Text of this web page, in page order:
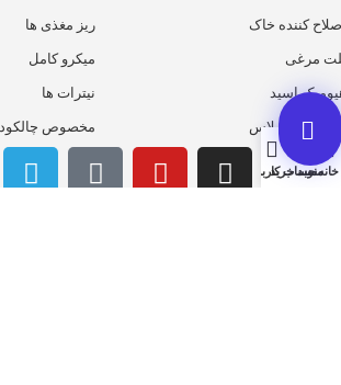
کننده خاک
مرغی
اسید
ست پلاس
ریز مغذی ها
میکرو کامل
نیترات ها
مخصوص چالکود
خانهمنوسبد خرید
حساب کاربری من